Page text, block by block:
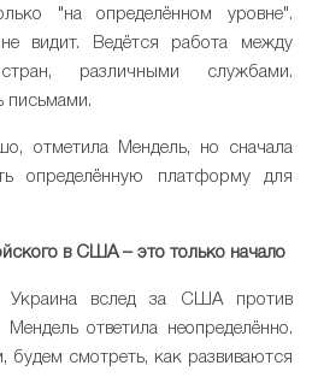
"на определённом уровне".
видит. Ведётся работа между
различными службами.
письмами.
отметила Мендель, но сначала
определённую платформу для
в США – это только начало
Украина вслед за США против
ответила неопределённо.
будем смотреть, как развиваются